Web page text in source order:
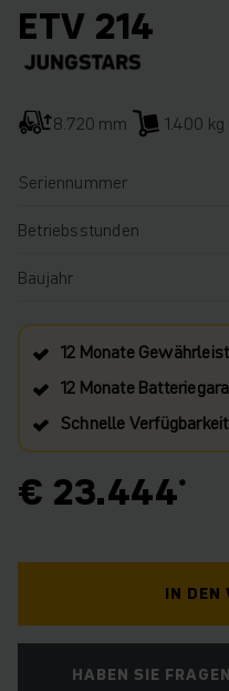
ETV 214
8.720 mm 1.400 kg
Seriennummer
Betriebsstunden
Baujahr
12 Monate
12 Monate
Schnelle
€ 23.444
IN DEN
HABEN SIE